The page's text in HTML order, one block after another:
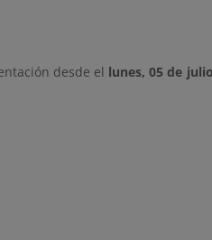
desde el lunes, 05 de